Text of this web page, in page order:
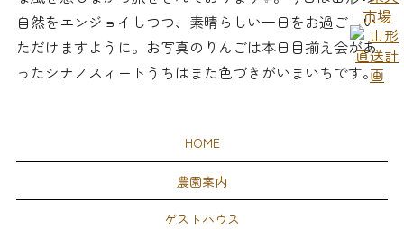
自然をエンジョイしつつ、素晴らしい一日をお過ごしい
ただけますように。お写真のりんごは本日目揃え会があ
ったシナノスィートうちはまた色づきがいまいちです。
HOME
農園案内
ゲストハウス